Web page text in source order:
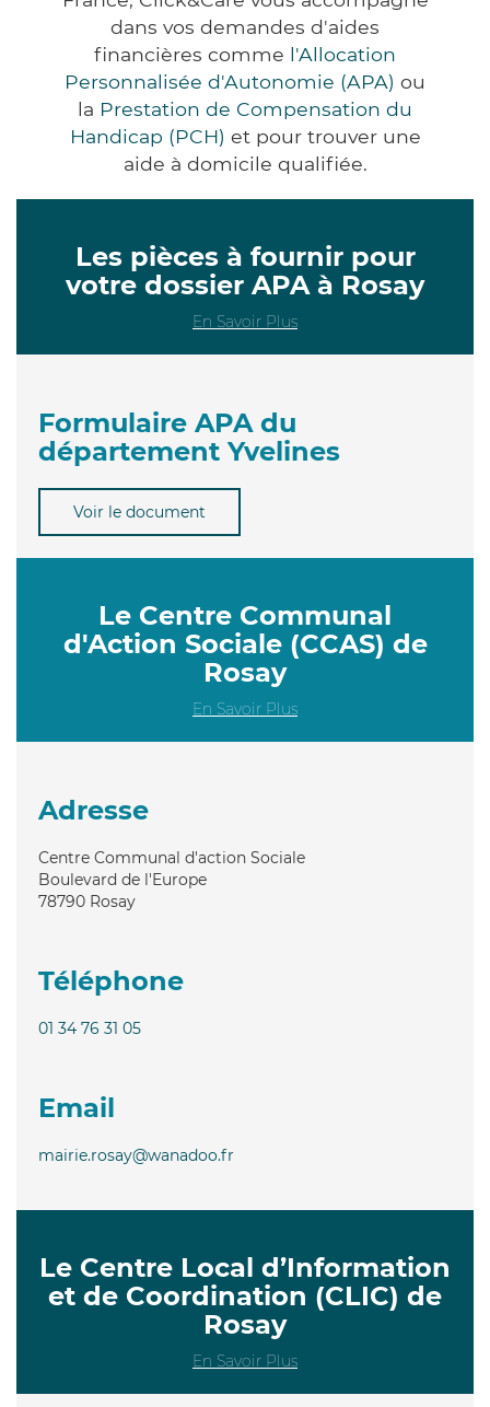
dans vos demandes d'aides
financières comme l'Allocation
Personnalisée d'Autonomie (APA) ou
la Prestation de Compensation du
Handicap (PCH) et pour trouver une
aide à domicile qualifiée.
Les pièces à fournir pour
votre dossier APA à Rosay
En Savoir Plus
Formulaire APA du
département Yvelines
Voir le document
Le Centre Communal
d'Action Sociale (CCAS) de
Rosay
En Savoir Plus
Adresse
Centre Communal d'action Sociale
Boulevard de l'Europe
78790 Rosay
Téléphone
01 34 76 31 05
Email
mairie.rosay@wanadoo.fr
Le Centre Local d’Information
et de Coordination (CLIC) de
Rosay
En Savoir Plus